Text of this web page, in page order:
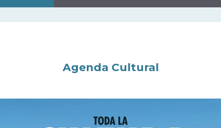
Agenda Cultural